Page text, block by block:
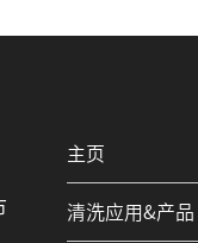
主页
清洗应用&产品